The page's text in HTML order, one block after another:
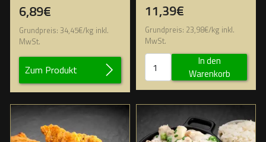
6,89€
Grundpreis: 34,45€/kg inkl.
MwSt.
Zum Produkt
11,39€
Grundpreis: 23,98€/kg inkl.
MwSt.
In den
Warenkorb